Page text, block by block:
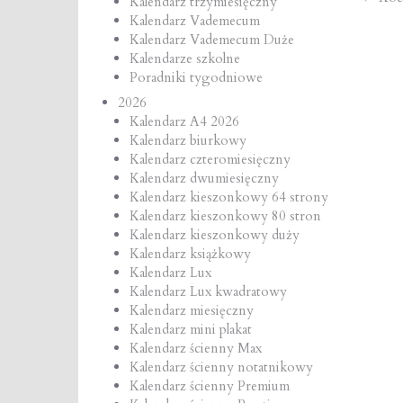
Kalendarz Vademecum
Kalendarz Vademecum Duże
Kalendarze szkolne
Poradniki tygodniowe
2026
Kalendarz A4 2026
Kalendarz biurkowy
Kalendarz czteromiesięczny
Kalendarz dwumiesięczny
Kalendarz kieszonkowy 64 strony
Kalendarz kieszonkowy 80 stron
Kalendarz kieszonkowy duży
Kalendarz książkowy
Kalendarz Lux
Kalendarz Lux kwadratowy
Kalendarz miesięczny
Kalendarz mini plakat
Kalendarz ścienny Max
Kalendarz ścienny notatnikowy
Kalendarz ścienny Premium